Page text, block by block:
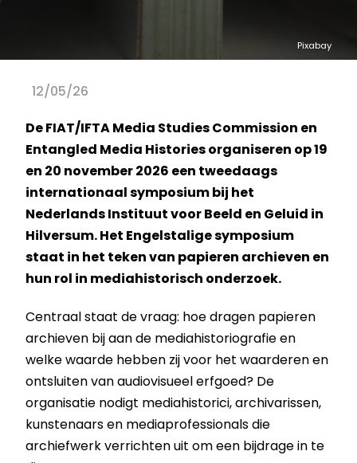
Pixabay
12/05/26
De FIAT/IFTA Media Studies Commission en
Entangled Media Histories organiseren op 19
en 20 november 2026 een tweedaags
internationaal symposium bij het
Nederlands Instituut voor Beeld en Geluid in
Hilversum. Het Engelstalige symposium
staat in het teken van papieren archieven en
hun rol in mediahistorisch onderzoek.
Centraal staat de vraag: hoe dragen papieren
archieven bij aan de mediahistoriografie en
welke waarde hebben zij voor het waarderen en
ontsluiten van audiovisueel erfgoed? De
organisatie nodigt mediahistorici, archivarissen,
kunstenaars en mediaprofessionals die
archiefwerk verrichten uit om een bijdrage in te